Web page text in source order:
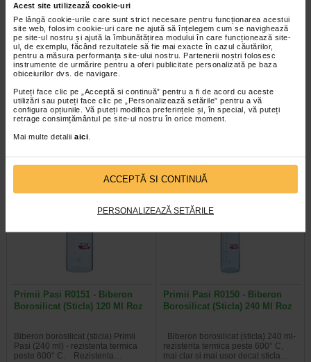
Acest site utilizează cookie-uri
Pe lângă cookie-urile care sunt strict necesare pentru funcționarea acestui
site web, folosim cookie-uri care ne ajută să înțelegem cum se navighează
pe site-ul nostru și ajută la îmbunătățirea modului în care funcționează site-
ul, de exemplu, făcând rezultatele să fie mai exacte în cazul căutărilor,
pentru a măsura performanța site-ului nostru. Partenerii noștri folosesc
instrumente de urmărire pentru a oferi publicitate personalizată pe baza
obiceiurilor dvs. de navigare.
Puteți face clic pe „Acceptă si continuă” pentru a fi de acord cu aceste
utilizări sau puteți face clic pe „Personalizează setările” pentru a vă
configura opțiunile. Vă puteți modifica preferințele și, în special, vă puteți
retrage consimțământul pe site-ul nostru în orice moment.
Mai multe detalii aici
ACCEPTĂ SI CONTINUĂ
PERSONALIZEAZĂ SETĂRILE
Primii Pasi R0545I - Set
Tacamuri Cu Ventuze 0545 Roz
Primii Pasi R0545I - Set Tacamuri
Cu Ventuze nu contine bisfenol
(BPA free). Lingurita si furculita…
Primii Pasi R0562 - Lingurita
Lingurita moala pentru biberon,
culoare roz, Primii Pasi. Lingurita
Primii Pasi R0151 - Biberon
Borosilicat (Sticla) 120 Ml Roz
Biberon borosilicat (sticla) Primii
Pasi (240 ml) - rezistenta termica
peste 600° C. Rezistenta…
Primii Pasi R0150 - Biberon
Borosilicat (Sticla) 240 Ml Roz
Biberon borosilicat (sticla) 240 ml-
rezistenta termica peste 600° C,
mai clar si mai usor decat sticla…